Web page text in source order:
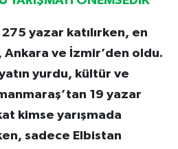
yazar katılırken, en
Ankara ve İzmir’den oldu.
yurdu, kültür ve
19 yazar
kimse yarışmada
sadece Elbistan